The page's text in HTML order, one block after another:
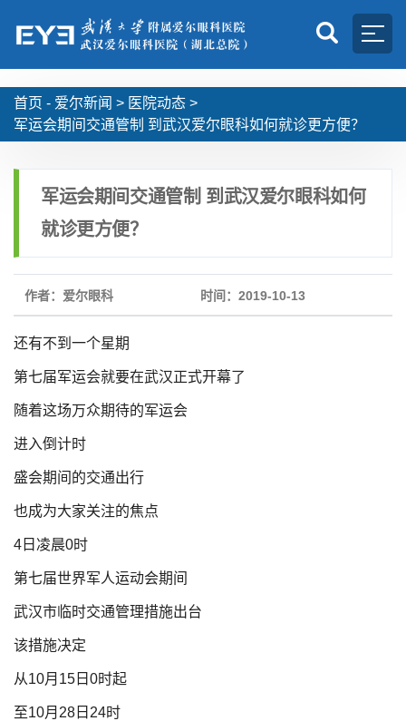
首页 - 爱尔新闻 > 医院动态 >
军运会期间交通管制 到武汉爱尔眼科如何就诊更方便？
军运会期间交通管制 到武汉爱尔眼科如何
就诊更方便？
作者：爱尔眼科 时间：2019-10-13
还有不到一个星期
第七届军运会就要在武汉正式开幕了
随着这场万众期待的军运会
进入倒计时
盛会期间的交通出行
也成为大家关注的焦点
4日凌晨0时
第七届世界军人运动会期间
武汉市临时交通管理措施出台
该措施决定
从10月15日0时起
至10月28日24时